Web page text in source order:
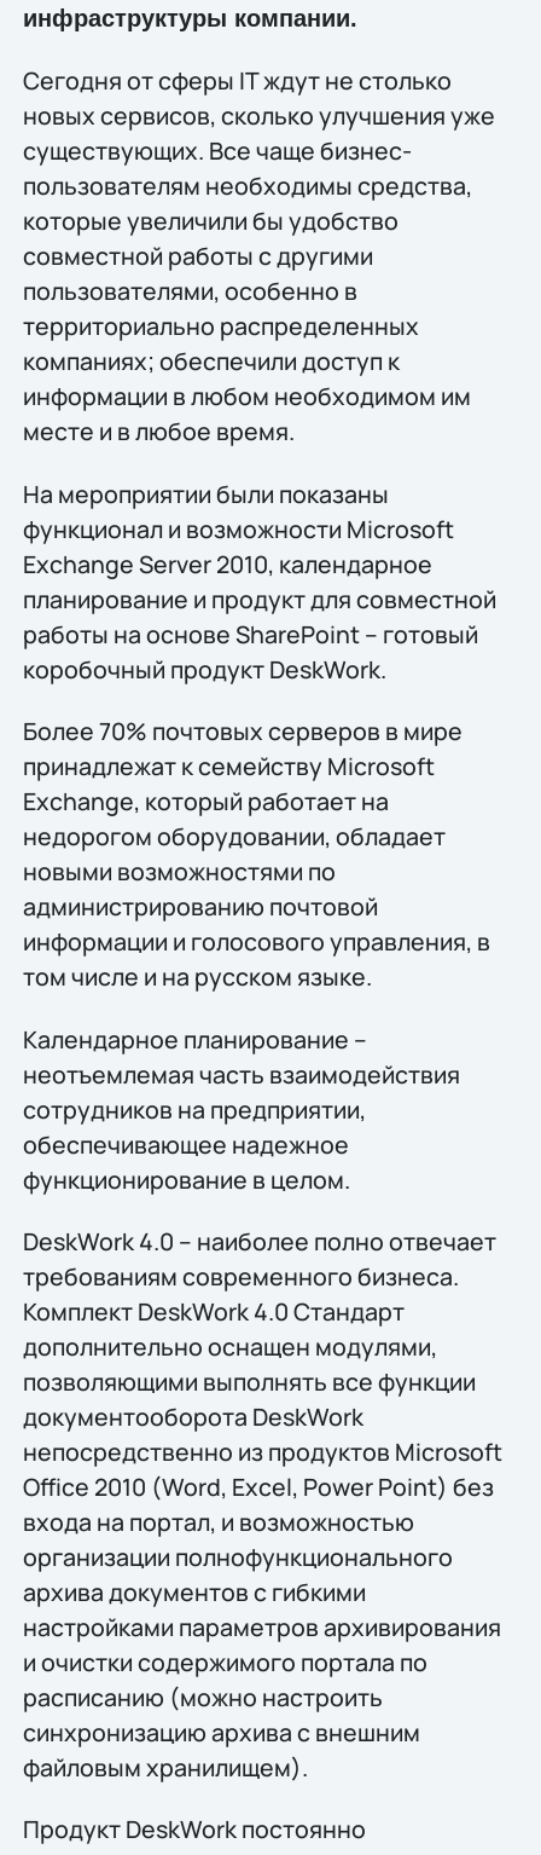
инфраструктуры компании.
Сегодня от сферы IT ждут не столько
новых сервисов, сколько улучшения уже
существующих. Все чаще бизнес-
пользователям необходимы средства,
которые увеличили бы удобство
совместной работы с другими
пользователями, особенно в
территориально распределенных
компаниях; обеспечили доступ к
информации в любом необходимом им
месте и в любое время.
На мероприятии были показаны
функционал и возможности Microsoft
Exchange Server 2010, календарное
планирование и продукт для совместной
работы на основе SharePoint – готовый
коробочный продукт DeskWork.
Более 70% почтовых серверов в мире
принадлежат к семейству Microsoft
Exchange, который работает на
недорогом оборудовании, обладает
новыми возможностями по
администрированию почтовой
информации и голосового управления, в
том числе и на русском языке.
Календарное планирование –
неотъемлемая часть взаимодействия
сотрудников на предприятии,
обеспечивающее надежное
функционирование в целом.
DeskWork 4.0 – наиболее полно отвечает
требованиям современного бизнеса.
Комплект DeskWork 4.0 Стандарт
дополнительно оснащен модулями,
позволяющими выполнять все функции
документооборота DeskWork
непосредственно из продуктов Microsoft
Office 2010 (Word, Excel, Power Point) без
входа на портал, и возможностью
организации полнофункционального
архива документов с гибкими
настройками параметров архивирования
и очистки содержимого портала по
расписанию (можно настроить
синхронизацию архива с внешним
файловым хранилищем).
Продукт DeskWork постоянно